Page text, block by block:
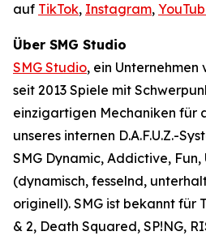
auf TikTok, Instagram,
Über SMG Studio
SMG Studio, ein
seit 2013 Spiele mit
einzigartigen Mechaniken für
unseres internen D.A.F.U.Z.-
SMG Dynamic, Addictive,
(dynamisch, fesselnd,
originell). SMG ist bekannt für
& 2, Death Squared, SP!NG,